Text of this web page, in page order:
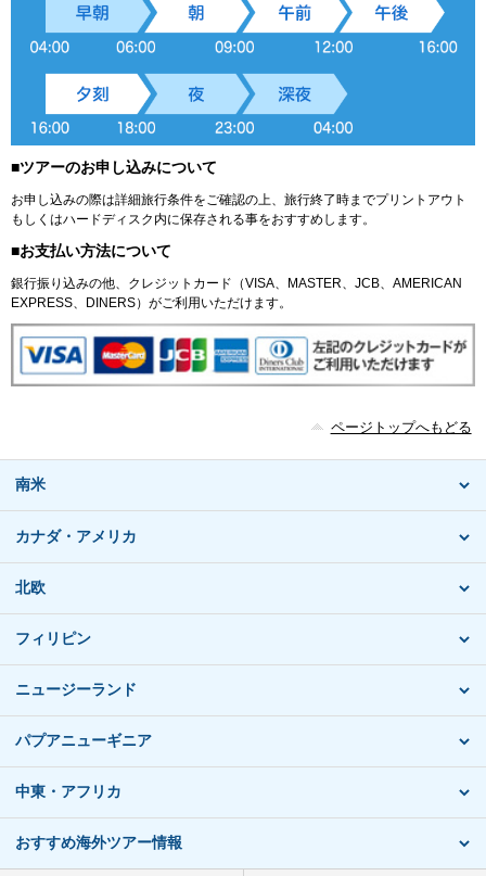
■ツアーのお申し込みについて
お申し込みの際は詳細旅行条件をご確認の上、旅行終了時までプリントアウト
もしくはハードディスク内に保存される事をおすすめします。
■お支払い方法について
銀行振り込みの他、クレジットカード（VISA、MASTER、JCB、AMERICAN
EXPRESS、DINERS）がご利用いただけます。
ページトップへもどる
南米
カナダ・アメリカ
北欧
フィリピン
ニュージーランド
パプアニューギニア
中東・アフリカ
おすすめ海外ツアー情報